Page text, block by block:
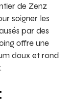
de Zenz
soigner les
par des
offre une
doux et rond